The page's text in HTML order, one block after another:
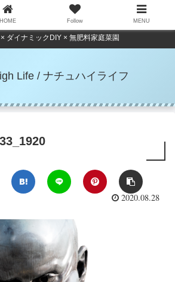
ダイナミックDIY × 無肥料家庭菜園
Life / ナチュハイライフ
2020.08.28
HOME Follow MENU